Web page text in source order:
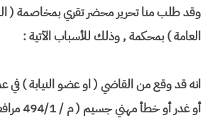
وقد طلب منا تحرير محضر تقري بمخاصمة (
العامة ) بمحكمة , وذلك للأسباب الآتية :
انه قد وقع من القاضي ( او عضو النيابة )
أو غدر